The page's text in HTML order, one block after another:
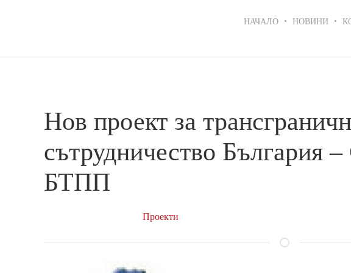
navigation
НАЧАЛО НОВИНИ
Нов проект за
сътрудничество България
БТПП
Проекти